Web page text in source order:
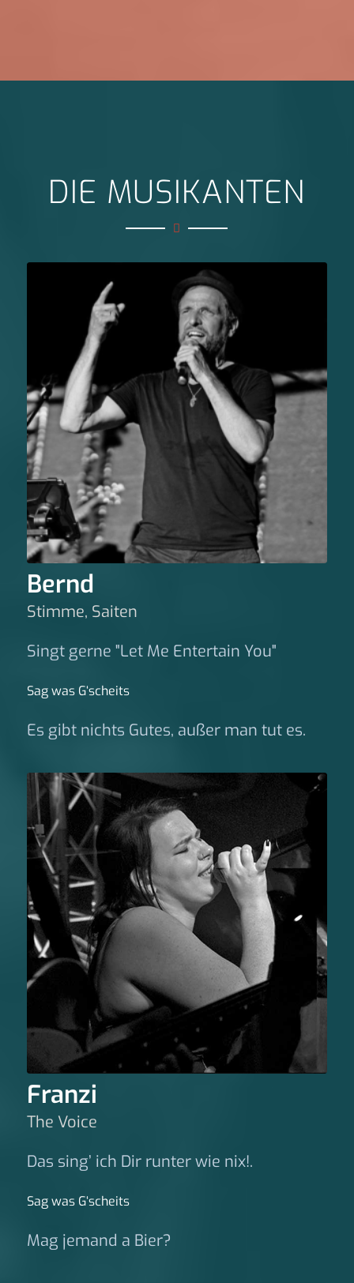
DIE MUSIKANTEN
Bernd
Stimme, Saiten
Singt gerne "Let Me Entertain You"
Sag was G‘scheits
Es gibt nichts Gutes, außer man tut es.
Franzi
The Voice
Das sing’ ich Dir runter wie nix!.
Sag was G‘scheits
Mag jemand a Bier?